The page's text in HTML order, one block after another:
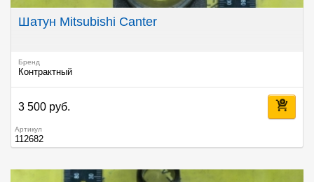
Шатун Mitsubishi Canter
Бренд
Контрактный
3 500 руб.
Артикул
112682